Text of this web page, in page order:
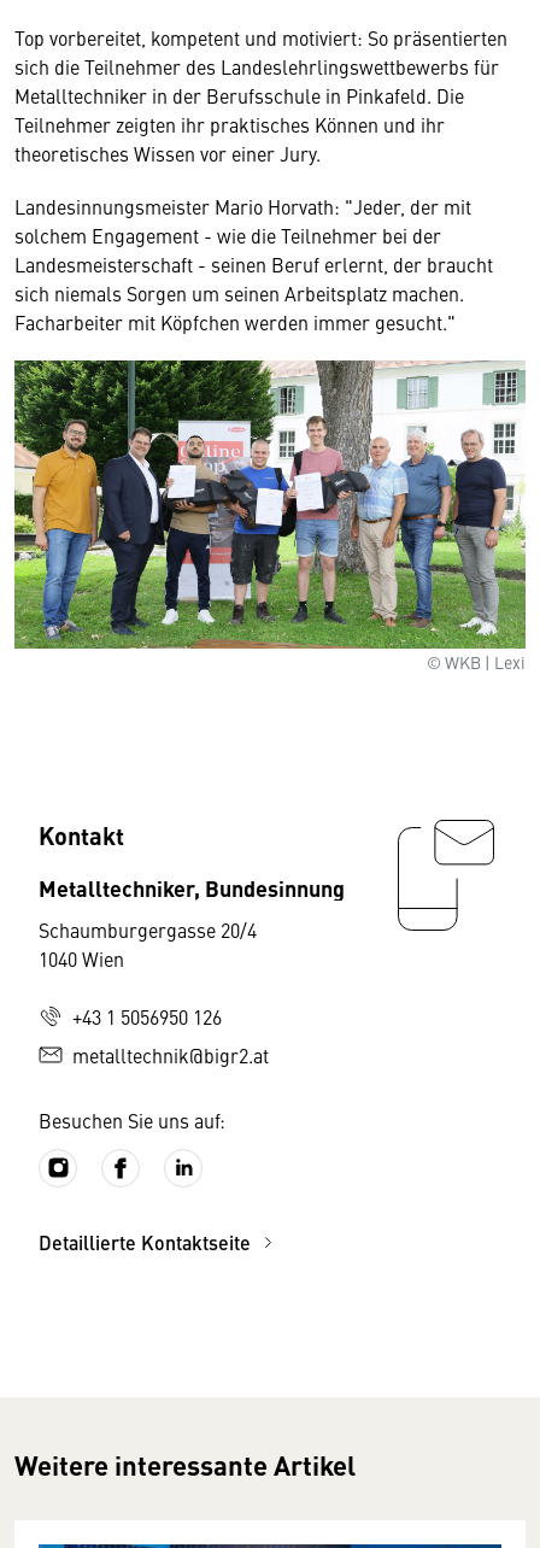
Top vorbereitet, kompetent und motiviert: So präsentierten
sich die Teilnehmer des Landeslehrlingswettbewerbs für
Metalltechniker in der Berufsschule in Pinkafeld. Die
Teilnehmer zeigten ihr praktisches Können und ihr
theoretisches Wissen vor einer Jury.
Landesinnungsmeister Mario Horvath: "Jeder, der mit
solchem Engagement - wie die Teilnehmer bei der
Landesmeisterschaft - seinen Beruf erlernt, der braucht
sich niemals Sorgen um seinen Arbeitsplatz machen.
Facharbeiter mit Köpfchen werden immer gesucht."
© WKB | Lexi
Kontakt
Metalltechniker, Bundesinnung
Schaumburgergasse 20/4
1040 Wien
+43 1 5056950 126
metalltechnik@bigr2.at
Besuchen Sie uns auf:
Detaillierte Kontaktseite
Weitere interessante Artikel